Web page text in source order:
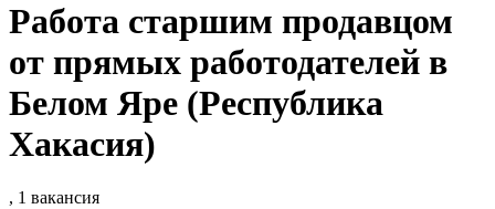
Работа старшим продавцом
от прямых работодателей в
Белом Яре (Республика
Хакасия)
, 1 вакансия